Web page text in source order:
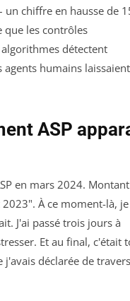
un chiffre en hausse de
que les contrôles
détectent
humains laissaient
ASP
en mars 2024.
À ce moment-là, je
J'ai passé trois jours à
Et au final, c'était
déclarée de travers